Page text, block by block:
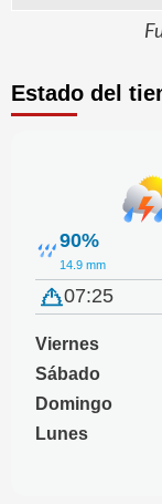
Estado del
90%
14.9 mm
07:25
Viernes
Sábado
Domingo
Lunes